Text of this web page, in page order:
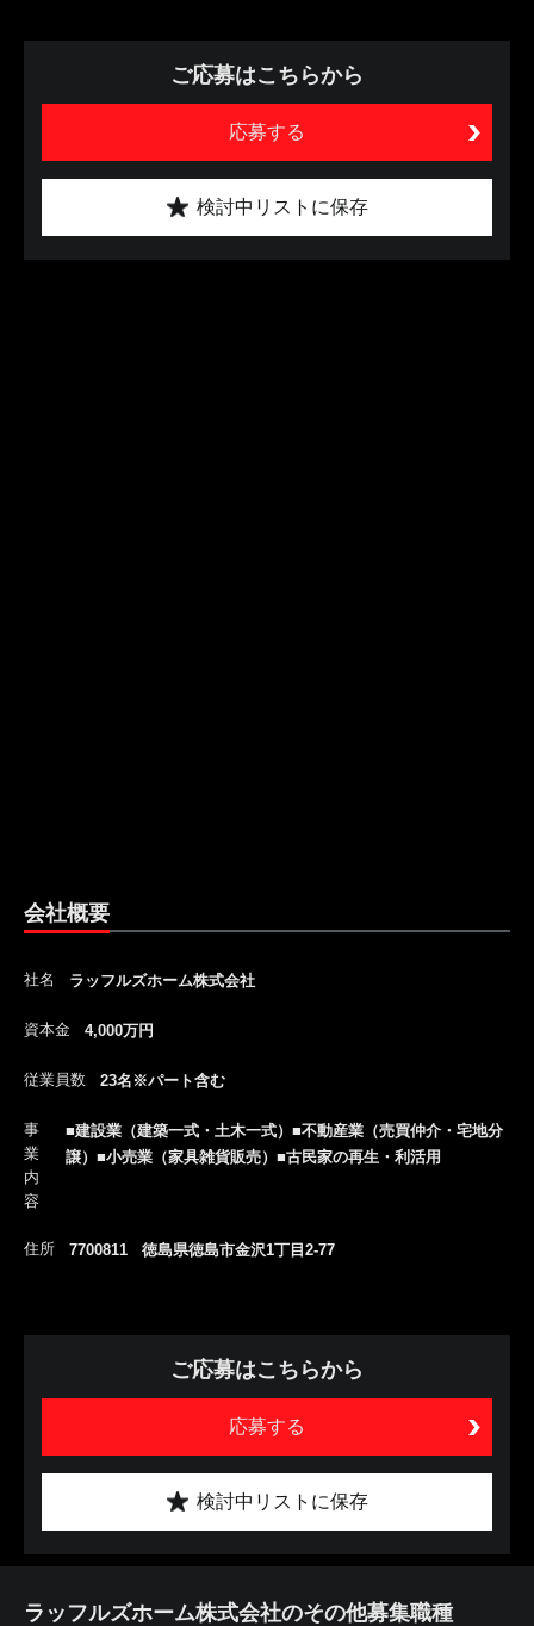
ご応募はこちらから
応募する
検討中リストに保存
会社概要
社名 ラッフルズホーム株式会社
資本金 4,000万円
従業員数 23名※パート含む
事
業
内
容
■建設業（建築一式・土木一式）■不動産業（売買仲介・宅地分
譲）■小売業（家具雑貨販売）■古民家の再生・利活用
住所 7700811 徳島県徳島市金沢1丁目2-77
ご応募はこちらから
応募する
検討中リストに保存
ラッフルズホーム株式会社のその他募集職種